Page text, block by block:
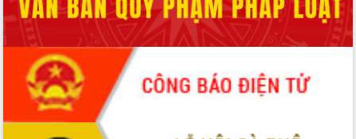
Xã Ea Kar bước chuyển mình trong
công tác cải cách hành chính mô hình
mới
UBND tỉnh họp báo định kỳ tháng 4
năm 2026
Hội thảo khoa học “Giải pháp thúc đẩy
phát triển nền kinh tế xanh tại tỉnh
Đắk Lắk”